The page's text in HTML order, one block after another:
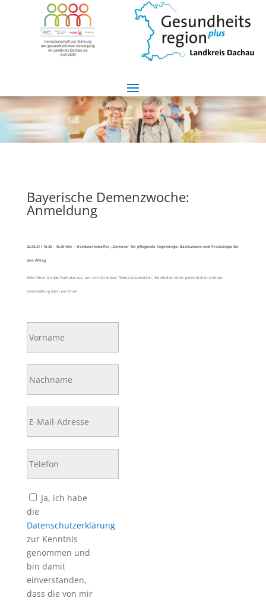
Bayerische Demenzwoche:
Anmeldung
22.09.21 I 16.30 – 18.30 Uhr – Handwerkskoffer „Demenz“ für pflegende Angehörige: Basiswissen und Praxistipps für
den Alltag
Bitte füllen Sie das Formular aus, um sich für dieses Thema anzumelden, Sie erhalten Ihren persönlichen Link zur
Veranstaltung dann per Email.
Ja, ich habe
die
Datenschutzerklärung
zur Kenntnis
genommen und
bin damit
einverstanden,
dass die von mir